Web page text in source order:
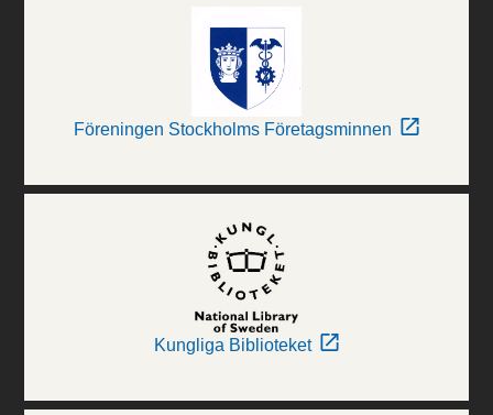
Föreningen Stockholms Företagsminnen
Kungliga Biblioteket